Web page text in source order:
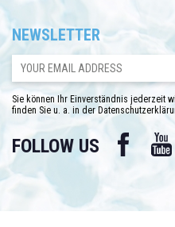
NEWSLETTER
Sie können Ihr Einverständnis jederzeit
finden Sie u. a. in der
FOLLOW US